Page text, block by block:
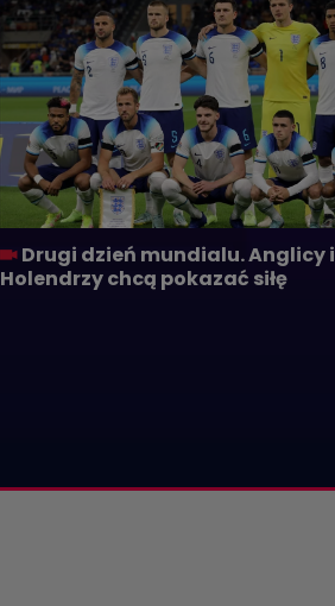
Drugi dzień mundialu. Anglicy i
Holendrzy chcą pokazać siłę